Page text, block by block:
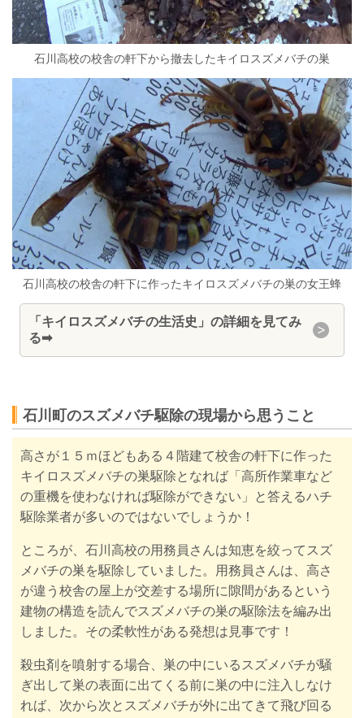
石川高校の校舎の軒下から撤去したキイロスズメバチの巣
石川高校の校舎の軒下に作ったキイロスズメバチの巣の女王蜂
「キイロスズメバチの生活史」の詳細を見てみ
る➡
石川町のスズメバチ駆除の現場から思うこと
高さが１５ｍほどもある４階建て校舎の軒下に作った
キイロスズメバチの巣駆除となれば「高所作業車など
の重機を使わなければ駆除ができない」と答えるハチ
駆除業者が多いのではないでしょうか！
ところが、石川高校の用務員さんは知恵を絞ってスズ
メバチの巣を駆除していました。
用務員さんは、高さ
が違う校舎の屋上が交差する場所に隙間があるという
建物の構造を読んでスズメバチの巣の駆除法を編み出
しました。その柔軟性がある発想は見事です！
殺虫剤 を噴射する場合、巣の中にいるスズメバチが騒
ぎ出して巣の表面に出てくる前に巣の中に注入しなけ
れば、次から次とスズメバチが外に出てきて飛び回る